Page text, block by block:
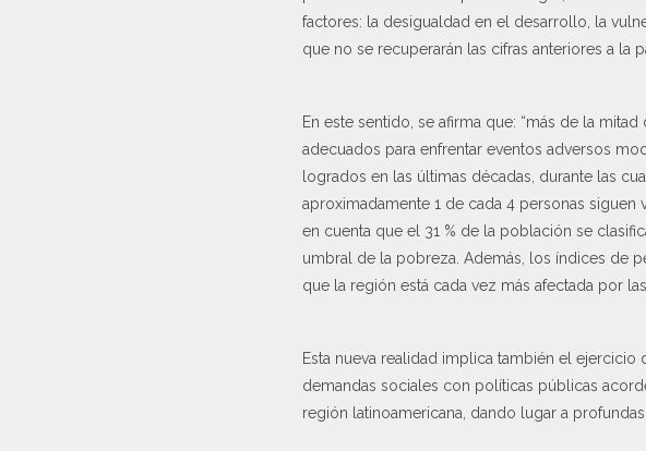
factores: la desigualdad en el desarrollo, la
que no se recuperarán las cifras anteriores a la
En este sentido, se afirma que: “más de la
adecuados para enfrentar eventos adversos
logrados en las últimas décadas, durante las
aproximadamente 1 de cada 4 personas siguen
en cuenta que el 31 % de la población se
umbral de la pobreza. Además, los índices de
que la región está cada vez más afectada por
Esta nueva realidad implica también el
demandas sociales con políticas públicas
región latinoamericana, dando lugar a